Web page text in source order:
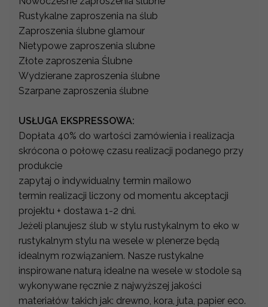
Rustykalne zaproszenia na ślub
Zaproszenia ślubne glamour
Nietypowe zaproszenia slubne
Złote zaproszenia Ślubne
Wydzierane zaproszenia ślubne
Szarpane zaproszenia ślubne
USŁUGA EKSPRESSOWA:
Dopłata 40% do wartości zamówienia i realizacja
skrócona o połowę czasu realizacji podanego przy
produkcie
zapytaj o indywidualny termin mailowo
termin realizacji liczony od momentu akceptacji
projektu + dostawa 1-2 dni.
Jeżeli planujesz ślub w stylu rustykalnym to eko w
rustykalnym stylu na wesele w plenerze będą
idealnym rozwiązaniem. Nasze rustykalne
inspirowane naturą idealne na wesele w stodole są
wykonywane ręcznie z najwyższej jakości
materiałów takich jak: drewno, kora, juta, papier eco.